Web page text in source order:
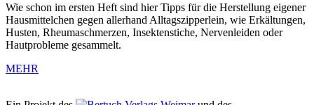
Wie schon im ersten Heft sind hier Tipps für die Herstellung eigener
Hausmittelchen gegen allerhand Alltagszipperlein, wie Erkältungen,
Husten, Rheumaschmerzen, Insektenstiche, Nervenleiden oder
Hautprobleme gesammelt.
MEHR